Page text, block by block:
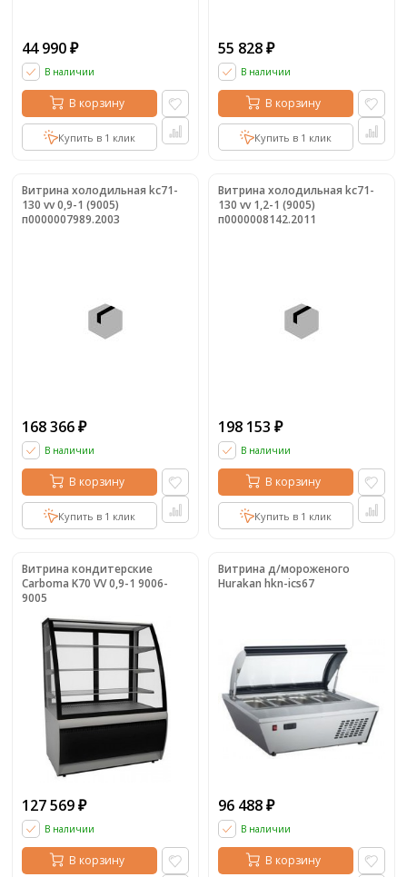
44 990 ₽
В наличии
В корзину
Купить в 1 клик
55 828 ₽
В наличии
В корзину
Купить в 1 клик
Витрина холодильная kc71-
130 vv 0,9-1 (9005)
п0000007989.2003
168 366 ₽
В наличии
В корзину
Купить в 1 клик
Витрина холодильная kc71-
130 vv 1,2-1 (9005)
п0000008142.2011
198 153 ₽
В наличии
В корзину
Купить в 1 клик
Витрина кондитерские
Carboma K70 VV 0,9-1 9006-
9005
127 569 ₽
В наличии
В корзину
Витрина д/мороженого
Hurakan hkn-ics67
96 488 ₽
В наличии
В корзину